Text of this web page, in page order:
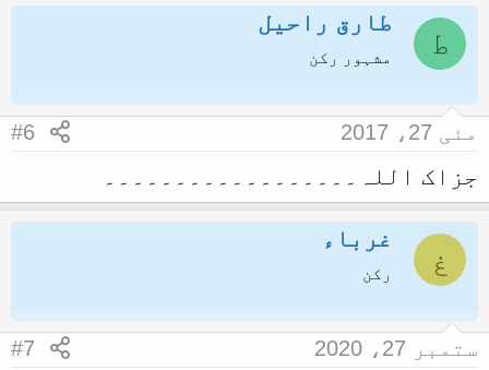
a
o
n
:
ط
طارق راحیل
مشہور رکن
مئی 27، 2017 #6
جزاک اللہ۔۔۔۔۔۔۔۔۔۔۔۔۔۔۔۔۔۔
غ
غرباء
رکن
ستمبر 27، 2020 #7